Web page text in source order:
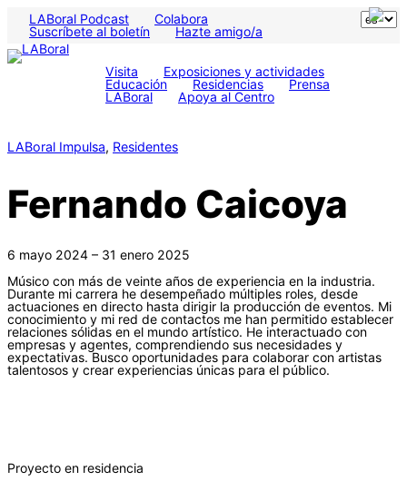
LABoral Podcast
Colabora
Suscríbete al boletín
Hazte amigo/a
Visita
Exposiciones y actividades
Educación
Residencias
Prensa
LABoral
Apoya al Centro
LABoral Impulsa, Residentes
Fernando Caicoya
6 mayo 2024 – 31 enero 2025
Músico con más de veinte años de experiencia en la industria.
Durante mi carrera he desempeñado múltiples roles, desde
actuaciones en directo hasta dirigir la producción de eventos. Mi
conocimiento y mi red de contactos me han permitido establecer
relaciones sólidas en el mundo artístico. He interactuado con
empresas y agentes, comprendiendo sus necesidades y
expectativas. Busco oportunidades para colaborar con artistas
talentosos y crear experiencias únicas para el público.
Proyecto en residencia